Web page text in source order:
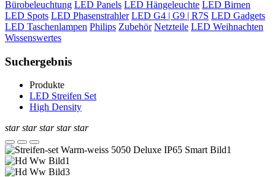
Bürobeleuchtung LED Panels LED Hängeleuchte LED Birnen
LED Spots LED Phasenstrahler LED G4 | G9 | R7S LED Gadgets
LED Taschenlampen Philips Zubehör Netzteile LED Weihnachten
Wissenswertes
Suchergebnis
Produkte
LED Streifen Set
High Density
star star star star star